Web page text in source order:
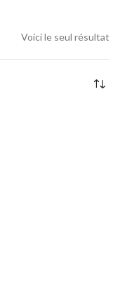
Voici le seul résultat